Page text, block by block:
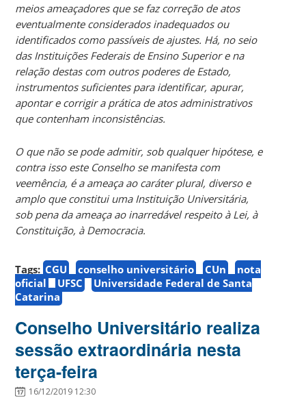
meios ameaçadores que se faz correção de atos
eventualmente considerados inadequados ou
identificados como passíveis de ajustes. Há, no seio
das Instituições Federais de Ensino Superior e na
relação destas com outros poderes de Estado,
instrumentos suficientes para identificar, apurar,
apontar e corrigir a prática de atos administrativos
que contenham inconsistências.
O que não se pode admitir, sob qualquer hipótese, e
contra isso este Conselho se manifesta com
veemência, é a ameaça ao caráter plural, diverso e
amplo que constitui uma Instituição Universitária,
sob pena da ameaça ao inarredável respeito à Lei, à
Constituição, à Democracia.
Tags: CGU conselho universitário CUn
nota
oficial
UFSC
Universidade Federal de Santa
Catarina
Conselho Universitário realiza
sessão extraordinária nesta
terça-feira
16/12/2019 12:30